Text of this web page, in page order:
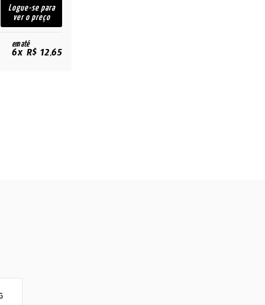
Logue-se para
ver o preço
em até
6x R$ 12,65